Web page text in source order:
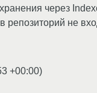
через
не
+00:00)